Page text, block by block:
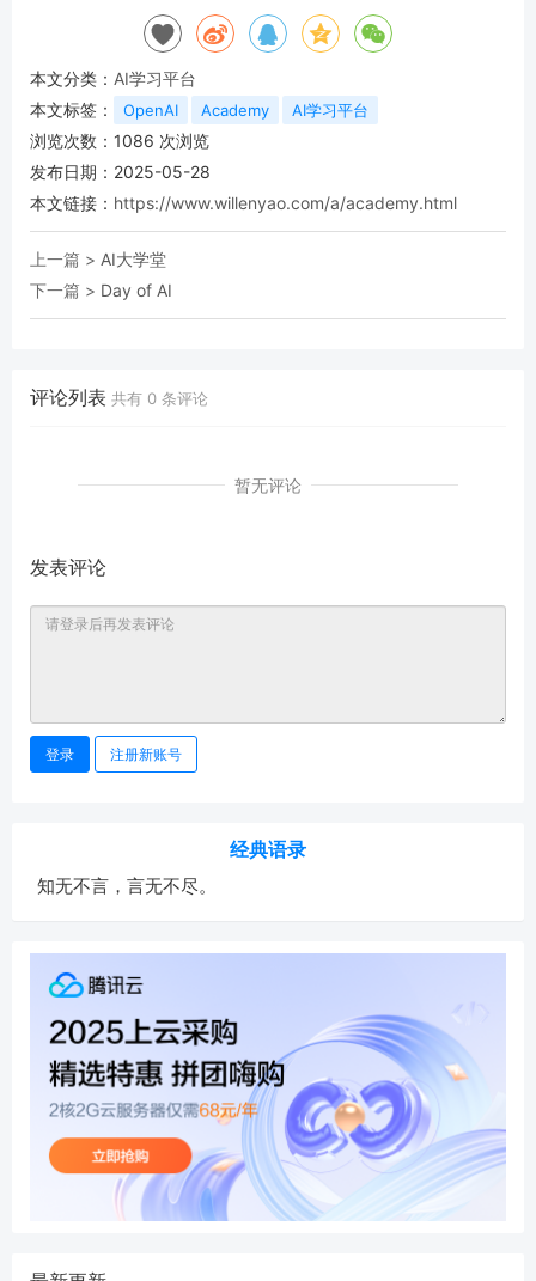
本文分类： AI学习平台
本文标签：
OpenAI Academy AI学习平台
浏览次数： 1086 次浏览
发布日期：2025-05-28
本文链接： https://www.willenyao.com/a/academy.html
上一篇 > AI大学堂
下一篇 > Day of AI
评论列表 共有 0 条评论
暂无评论
发表评论
登录 注册新账号
经典语录
知无不言，言无不尽。